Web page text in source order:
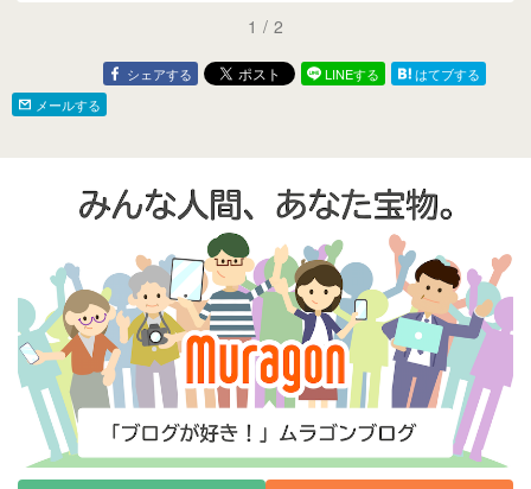
1 / 2
シェアする LINEする
はてブする
メールする